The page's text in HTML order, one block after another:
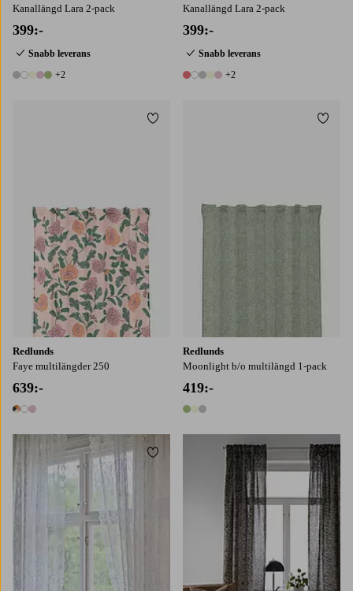
Kanallängd Lara 2-pack
399:-
Snabb leverans
7 färger
+2
Kanallängd Lara 2-pack
399:-
Snabb leverans
7 färger
+2
Redlunds
Faye multilängder 250
639:-
3 färger
Lägg till i favoriter
Redlunds
Moonlight b/o multilängd 1-pack
419:-
3 färger
Lägg till i favoriter